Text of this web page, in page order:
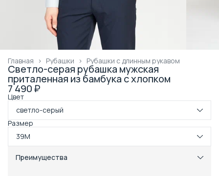
Рубашки с длинным рукавом
Рубашки ›
Главная ›
Светло-серая рубашка мужская
приталенная из бамбука с хлопком
7 490 ₽
Цвет
светло-серый
Размер
39M
Преимущества
Примерка при получении в пункте выдачи